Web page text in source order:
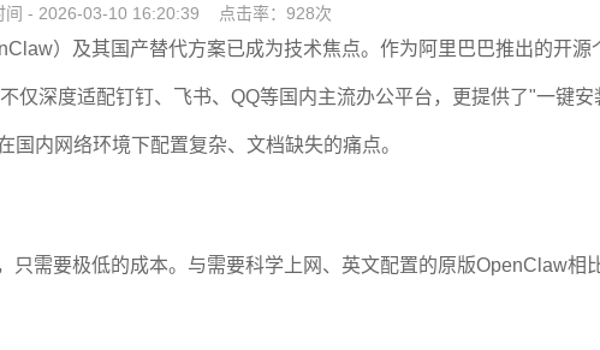
间 - 2026-03-10 16:20:39 点击率： 928次
）及其国产替代方案已成为技术焦点。作为阿里巴巴推出的开源
深度适配钉钉、飞书、QQ等国内主流办公平台，更提供了"一键安
内网络环境下配置复杂、文档缺失的痛点。
只需要极低的成本。与需要科学上网、英文配置的原版OpenClaw相